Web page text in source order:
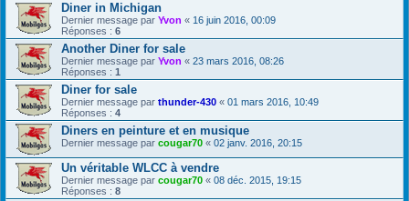
Diner in Michigan
Dernier message par Yvon « 16 juin 2016, 00:09
Réponses : 6
Another Diner for sale
Dernier message par Yvon « 23 mars 2016, 08:26
Réponses : 1
Diner for sale
Dernier message par thunder-430 « 01 mars 2016, 10:49
Réponses : 4
Diners en peinture et en musique
Dernier message par cougar70 « 02 janv. 2016, 20:15
Un véritable WLCC à vendre
Dernier message par cougar70 « 08 déc. 2015, 19:15
Réponses : 8